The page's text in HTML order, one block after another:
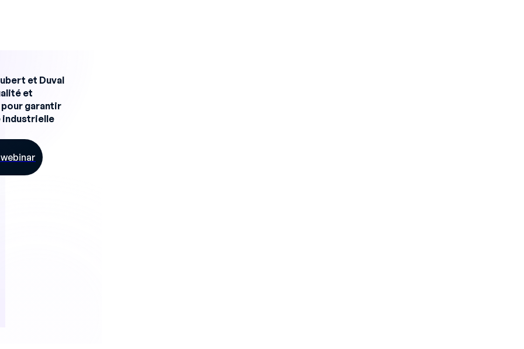
et Duval
et
garantir
industrielle
pour votre usine
compétences essentielles au bon
d’activité, de l’équipement utilisé, et
entreprise. Une cartographie des
pour chaque poste, afin d’aligner
pour une